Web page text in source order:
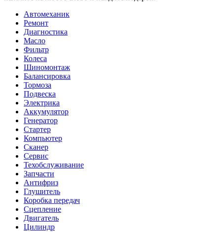
Автомеханик
Ремонт
Диагностика
Масло
Фильтр
Колеса
Шиномонтаж
Балансировка
Тормоза
Подвеска
Электрика
Аккумулятор
Генератор
Стартер
Компьютер
Сканер
Сервис
Техобслуживание
Запчасти
Антифриз
Глушитель
Коробка передач
Сцепление
Двигатель
Цилиндр